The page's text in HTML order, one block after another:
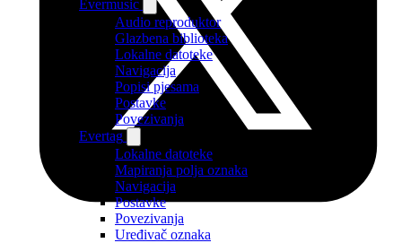
Evermusic
Audio reproduktor
Glazbena biblioteka
Lokalne datoteke
Navigacija
Popisi pjesama
Postavke
Povezivanja
Evertag
Lokalne datoteke
Mapiranja polja oznaka
Navigacija
Postavke
Povezivanja
Uređivač oznaka